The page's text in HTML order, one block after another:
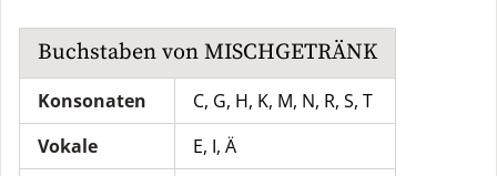
Buchstaben von MISCHGETRÄNK
Konsonaten
C, G, H, K, M, N, R, S, T
Vokale
E, I, Ä